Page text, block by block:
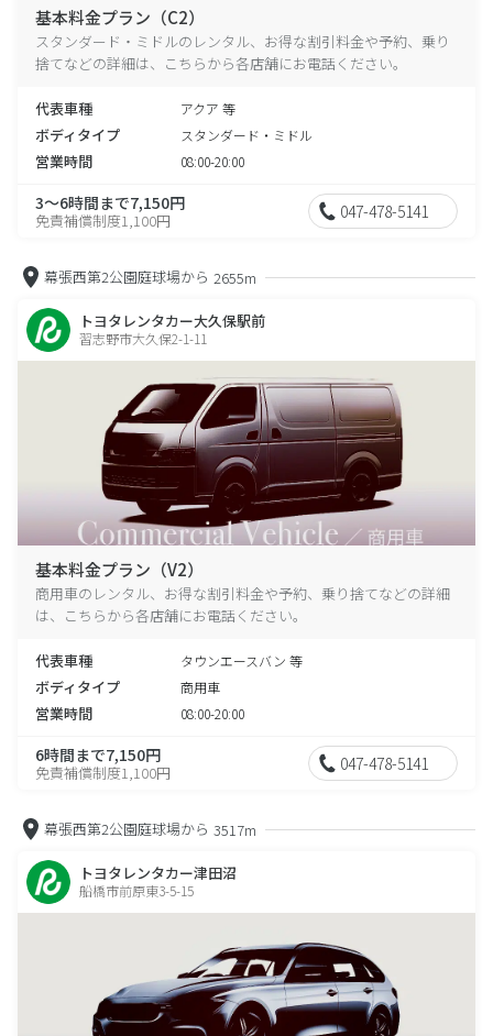
基本料金プラン（C2）
スタンダード・ミドルのレンタル、お得な割引料金や予約、乗り
捨てなどの詳細は、こちらから各店舗にお電話ください。
代表車種 アクア 等
ボディタイプ スタンダード・ミドル
営業時間 08:00-20:00
3～6時間まで7,150円
免責補償制度1,100円 047-478-5141
幕張西第2公園庭球場から 2655m
トヨタレンタカー大久保駅前
習志野市大久保2-1-11
基本料金プラン（V2）
商用車のレンタル、お得な割引料金や予約、乗り捨てなどの詳細
は、こちらから各店舗にお電話ください。
代表車種 タウンエースバン 等
ボディタイプ 商用車
営業時間 08:00-20:00
6時間まで7,150円
免責補償制度1,100円 047-478-5141
幕張西第2公園庭球場から 3517m
トヨタレンタカー津田沼
船橋市前原東3-5-15